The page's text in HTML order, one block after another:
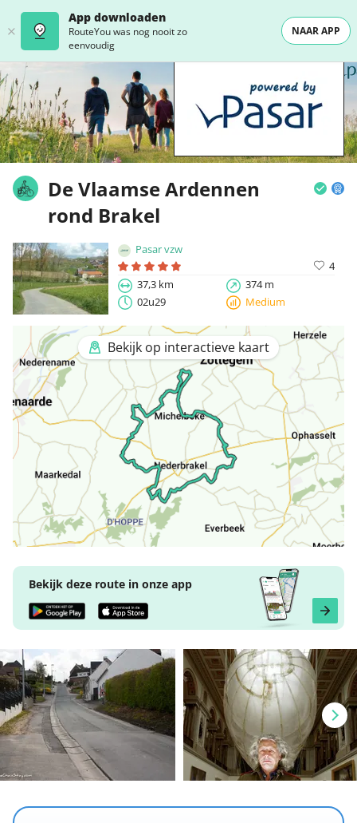
App downloaden
RouteYou was nog nooit zo
eenvoudig
NAAR APP
De Vlaamse Ardennen
rond Brakel
Pasar vzw
4
37,3 km
374 m
02u29
Medium
Bekijk op interactieve kaart
Bekijk deze route in onze app